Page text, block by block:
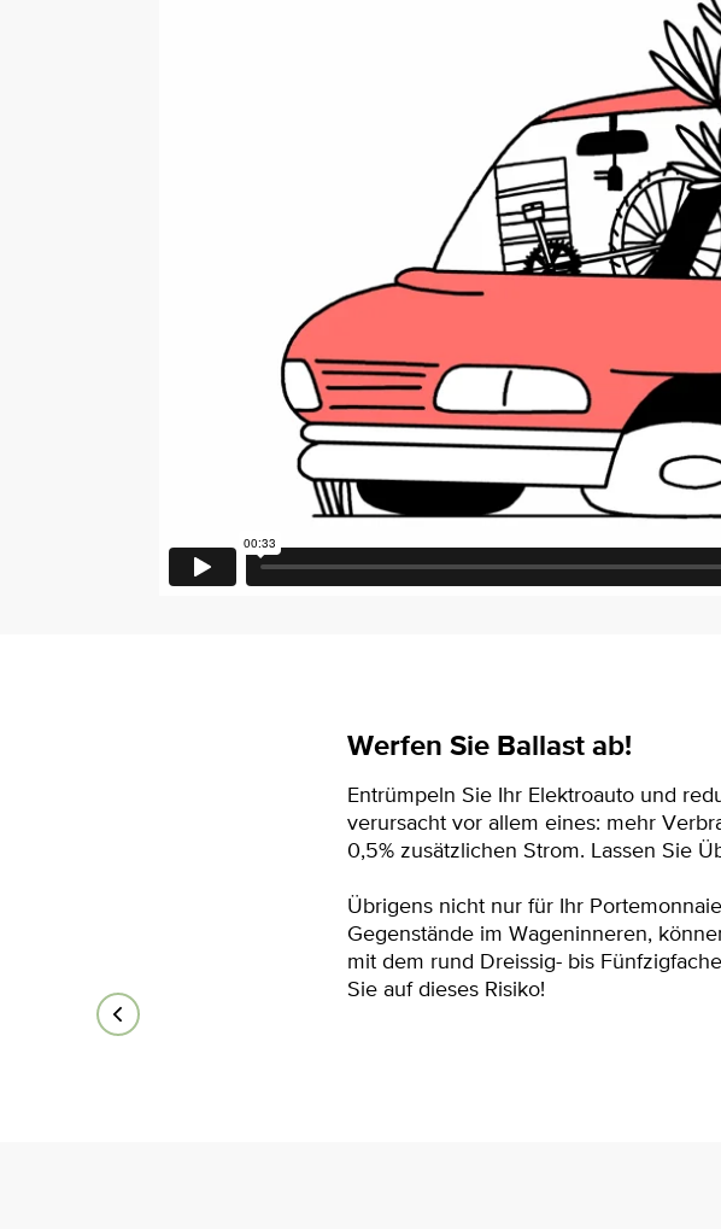
Werfen Sie Ballast ab!
Entrümpeln Sie Ihr Elektroauto und
verursacht vor allem eines: mehr
0,5% zusätzlichen Strom. Lassen Sie
Übrigens nicht nur für Ihr
Gegenstände im Wageninneren,
mit dem rund Dreissig- bis
Sie auf dieses Risiko!